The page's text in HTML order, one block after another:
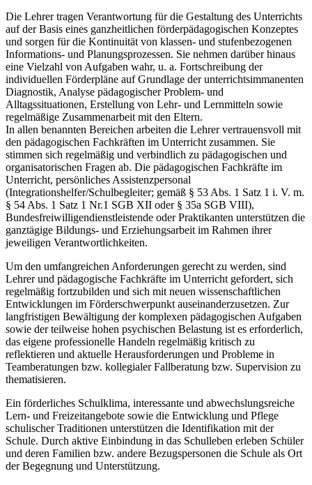
Die Lehrer tragen Verantwortung für die Gestaltung des Unterrichts
auf der Basis eines ganzheitlichen förderpädagogischen Konzeptes
und sorgen für die Kontinuität von klassen- und stufenbezogenen
Informations- und Planungsprozessen. Sie nehmen darüber hinaus
eine Vielzahl von Aufgaben wahr, u. a. Fortschreibung der
individuellen Förderpläne auf Grundlage der unterrichtsimmanenten
Diagnostik, Analyse pädagogischer Problem- und
Alltagssituationen, Erstellung von Lehr- und Lernmitteln sowie
regelmäßige Zusammenarbeit mit den Eltern.
In allen benannten Bereichen arbeiten die Lehrer vertrauensvoll mit
den pädagogischen Fachkräften im Unterricht zusammen. Sie
stimmen sich regelmäßig und verbindlich zu pädagogischen und
organisatorischen Fragen ab. Die pädagogischen Fachkräfte im
Unterricht, persönliches Assistenzpersonal
(Integrationshelfer/Schulbegleiter; gemäß § 53 Abs. 1 Satz 1 i. V. m.
§ 54 Abs. 1 Satz 1 Nr.1 SGB XII oder § 35a SGB VIII),
Bundesfreiwilligendienstleistende oder Praktikanten unterstützen die
ganztägige Bildungs- und Erziehungsarbeit im Rahmen ihrer
jeweiligen Verantwortlichkeiten.
Um den umfangreichen Anforderungen gerecht zu werden, sind
Lehrer und pädagogische Fachkräfte im Unterricht gefordert, sich
regelmäßig fortzubilden und sich mit neuen wissenschaftlichen
Entwicklungen im Förderschwerpunkt auseinanderzusetzen. Zur
langfristigen Bewältigung der komplexen pädagogischen Aufgaben
sowie der teilweise hohen psychischen Belastung ist es erforderlich,
das eigene professionelle Handeln regelmäßig kritisch zu
reflektieren und aktuelle Herausforderungen und Probleme in
Teamberatungen bzw. kollegialer Fallberatung bzw. Supervision zu
thematisieren.
Ein förderliches Schulklima, interessante und abwechslungsreiche
Lern- und Freizeitangebote sowie die Entwicklung und Pflege
schulischer Traditionen unterstützen die Identifikation mit der
Schule. Durch aktive Einbindung in das Schulleben erleben Schüler
und deren Familien bzw. andere Bezugspersonen die Schule als Ort
der Begegnung und Unterstützung.